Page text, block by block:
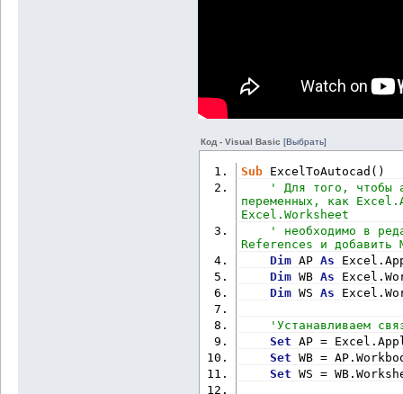
Код - Visual Basic [Выбрать]
Sub ExcelToAutocad()
' Для того, чтобы
переменных, как
Excel.Worksheet
' необходимо в
References и
Dim AP As
Dim WB As
Dim WS As
'Устанавливаем
Set AP =
Set WB =
Set WS =